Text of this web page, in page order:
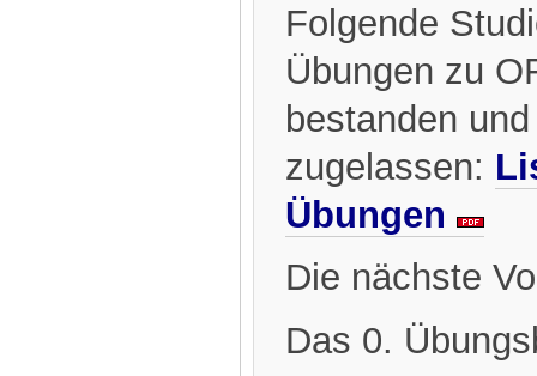
Folgende
Übungen zu
bestanden
zugelassen:
Übungen
Die nächste
Das 0.